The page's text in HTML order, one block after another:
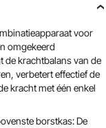
voor
omgekeerd
de krachtbalans van de
verbetert effectief de
kracht met één enkel
borstkas: De